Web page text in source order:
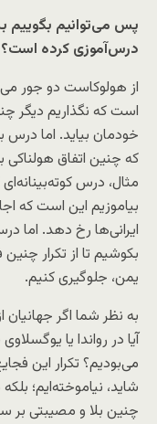
پس می‌توانیم بگوییم
درس‌آموزی کرده است؟
از هولوکاست دو جور
است که نگذاریم دیگر
خودمان بیاید. اما درس
که چنین اتفاق
مثال، درس
بیاموزیم این است که
ایرانی‌ها رخ دهد. اما
بکوشیم تا از تکرار
یمن، جلوگیری کنیم.
به نظر شما اگر
آیا در رواندا یا
می‌بودیم؟ تکرار این
شاید، نیاموخته‌‌ایم؛
چنین بلا و مصیبتی بر